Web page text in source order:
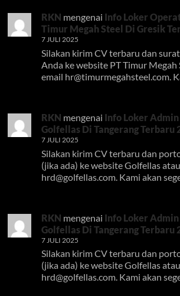
RKN mengenai Info Loker
Timur Megah Steel Di Gresik
7 JULI 2025
Silakan kirim CV terbaru dan
Anda ke website PT Timur Megah
email hr@timurmegahsteel.com.
RKN mengenai Info Loker
Golfellas Di Tangerang Terbaru
7 JULI 2025
Silakan kirim CV terbaru dan
(jika ada) ke website Golfellas
hrd@golfellas.com . Kami akan
RKN mengenai Info Loker
Golfellas Di Tangerang Terbaru
7 JULI 2025
Silakan kirim CV terbaru dan
(jika ada) ke website Golfellas
hrd@golfellas.com. Kami akan